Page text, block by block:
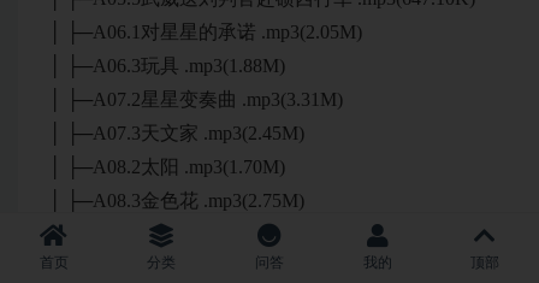
│ ├─A06.1对星星的承诺 .mp3(2.05M)
│ ├─A06.3玩具 .mp3(1.88M)
│ ├─A07.2星星变奏曲 .mp3(3.31M)
│ ├─A07.3天文家 .mp3(2.45M)
│ ├─A08.2太阳 .mp3(1.70M)
│ ├─A08.3金色花 .mp3(2.75M)
│ ├─A09.1阁楼上的光 .mp3(901.35K)
│ ├─A09.3仙人世界 .mp3(3.49M)
首页 分类 问答 我的 顶部